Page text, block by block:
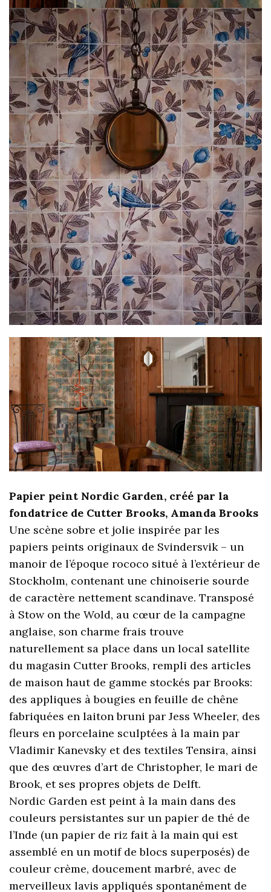
Papier peint Nordic Garden, créé par la
fondatrice de Cutter Brooks, Amanda Brooks
Une scène sobre et jolie inspirée par les
papiers peints originaux de Svindersvik – un
manoir de l’époque rococo situé à l’extérieur de
Stockholm, contenant une chinoiserie sourde
de caractère nettement scandinave. Transposé
à Stow on the Wold, au cœur de la campagne
anglaise, son charme frais trouve
naturellement sa place dans un local satellite
du magasin Cutter Brooks, rempli des articles
de maison haut de gamme stockés par Brooks:
des appliques à bougies en feuille de chêne
fabriquées en laiton bruni par Jess Wheeler, des
fleurs en porcelaine sculptées à la main par
Vladimir Kanevsky et des textiles Tensira, ainsi
que des œuvres d’art de Christopher, le mari de
Brook, et ses propres objets de Delft.
Nordic Garden est peint à la main dans des
couleurs persistantes sur un papier de thé de
l’Inde (un papier de riz fait à la main qui est
assemblé en un motif de blocs superposés) de
couleur crème, doucement marbré, avec de
merveilleux lavis appliqués spontanément de